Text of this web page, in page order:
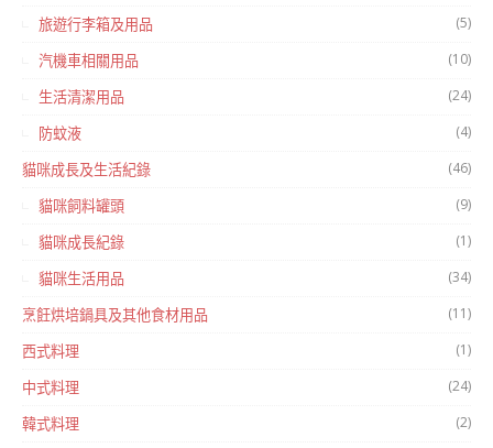
旅遊行李箱及用品 (5)
汽機車相關用品 (10)
生活清潔用品 (24)
防蚊液 (4)
貓咪成長及生活紀錄 (46)
貓咪飼料罐頭 (9)
貓咪成長紀錄 (1)
貓咪生活用品 (34)
烹飪烘培鍋具及其他食材用品 (11)
西式料理 (1)
中式料理 (24)
韓式料理 (2)